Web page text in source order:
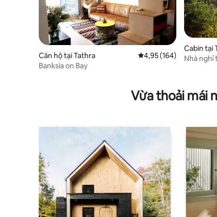
Căn hộ tại Tathra Xếp hạng trung bình
4,95 (164)
Banksia on Bay
Cabin tại
Nhà nghỉ
Vừa thoải mái